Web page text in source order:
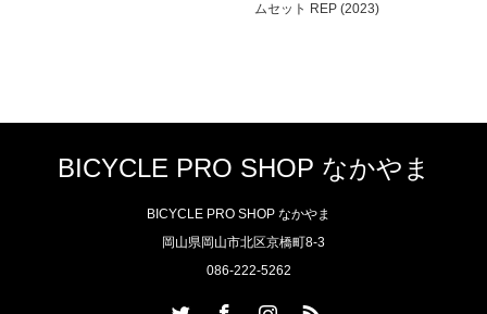
ムセット REP (2023)
BICYCLE PRO SHOP なかやま
BICYCLE PRO SHOP なかやま
岡山県岡山市北区京橋町8-3
086-222-5262